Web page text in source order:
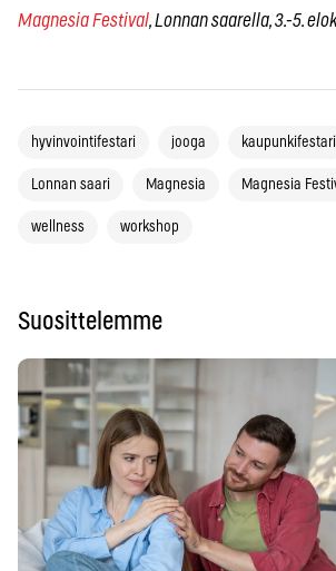
Magnesia Festival, Lonnan saarella, 3.-5.
hyvinvointifestari jooga kaupunkifestari
Lonnan saari Magnesia Magnesia
wellness workshop
Suosittelemme